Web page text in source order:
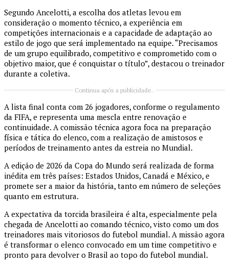
Segundo Ancelotti, a escolha dos atletas levou em
consideração o momento técnico, a experiência em
competições internacionais e a capacidade de adaptação ao
estilo de jogo que será implementado na equipe. “Precisamos
de um grupo equilibrado, competitivo e comprometido com o
objetivo maior, que é conquistar o título”, destacou o treinador
durante a coletiva.
Continua após a publicidade..
A lista final conta com 26 jogadores, conforme o regulamento
da FIFA, e representa uma mescla entre renovação e
continuidade. A comissão técnica agora foca na preparação
física e tática do elenco, com a realização de amistosos e
períodos de treinamento antes da estreia no Mundial.
A edição de 2026 da Copa do Mundo será realizada de forma
inédita em três países: Estados Unidos, Canadá e México, e
promete ser a maior da história, tanto em número de seleções
quanto em estrutura.
A expectativa da torcida brasileira é alta, especialmente pela
chegada de Ancelotti ao comando técnico, visto como um dos
treinadores mais vitoriosos do futebol mundial. A missão agora
é transformar o elenco convocado em um time competitivo e
pronto para devolver o Brasil ao topo do futebol mundial.